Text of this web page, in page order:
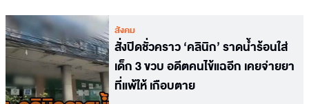
สังคม
สั่งปิดชั่วคราว ‘คลินิก’ ราดน้ำร้อนใส่
เด็ก 3 ขวบ อดีตคนไข้แฉอีก เคยจ่ายยา
ที่แพ้ให้ เกือบตาย